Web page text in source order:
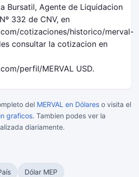
Bursatil, Agente de Liquidacion
332 de CNV, en
cotizaciones/historico/merval-
consultar la cotizacion en
perfil/MERVAL USD.
del MERVAL en Dólares o visita el
graficos. Tambien podes ver la
diariamente.
Dólar MEP